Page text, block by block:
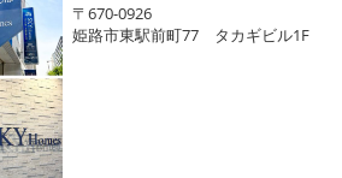
〒670-0926
姫路市東駅前町77 タカギビル1F